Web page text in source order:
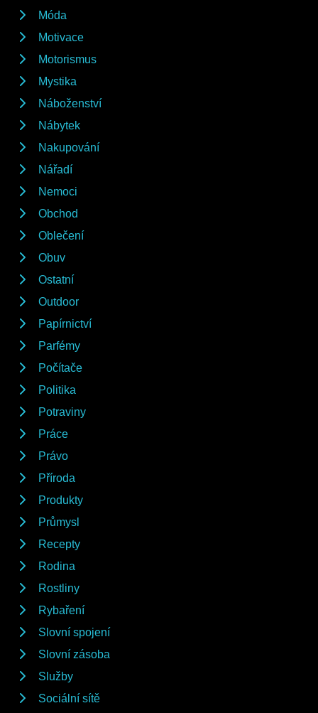
Móda
Motivace
Motorismus
Mystika
Náboženství
Nábytek
Nakupování
Nářadí
Nemoci
Obchod
Oblečení
Obuv
Ostatní
Outdoor
Papírnictví
Parfémy
Počítače
Politika
Potraviny
Práce
Právo
Příroda
Produkty
Průmysl
Recepty
Rodina
Rostliny
Rybaření
Slovní spojení
Slovní zásoba
Služby
Sociální sítě